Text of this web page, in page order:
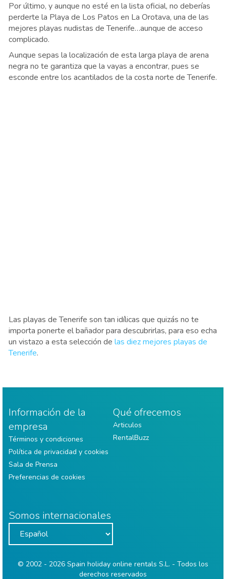
Por último, y aunque no esté en la lista oficial, no deberías
perderte la Playa de Los Patos en La Orotava, una de las
mejores playas nudistas de Tenerife…aunque de acceso
complicado.
Aunque sepas la localización de esta larga playa de arena
negra no te garantiza que la vayas a encontrar, pues se
esconde entre los acantilados de la costa norte de Tenerife.
Las playas de Tenerife son tan idílicas que quizás no te
importa ponerte el bañador para descubrirlas, para eso echa
un vistazo a esta selección de las diez mejores playas de
Tenerife.
Información de la
empresa
Términos y condiciones
Política de privacidad y cookies
Sala de Prensa
Preferencias de cookies
Qué ofrecemos
Articulos
RentalBuzz
Somos internacionales
© 2002 - 2026 Spain holiday online rentals S.L. - Todos los
derechos reservados